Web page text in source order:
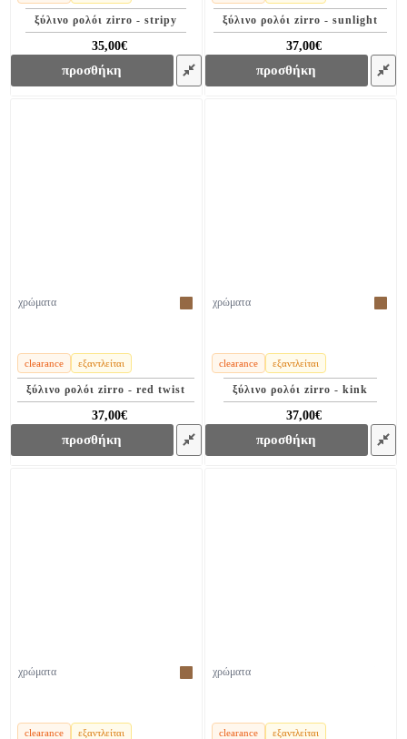
ξύλινο ρολόι zirro - stripy
35,00€
προσθήκη
ξύλινο ρολόι zirro - sunlight
37,00€
προσθήκη
clearance εξαντλείται
χρώματα
ξύλινο ρολόι zirro - red twist
37,00€
προσθήκη
clearance εξαντλείται
χρώματα
ξύλινο ρολόι zirro - kink
37,00€
προσθήκη
clearance εξαντλείται
χρώματα
clearance εξαντλείται
χρώματα